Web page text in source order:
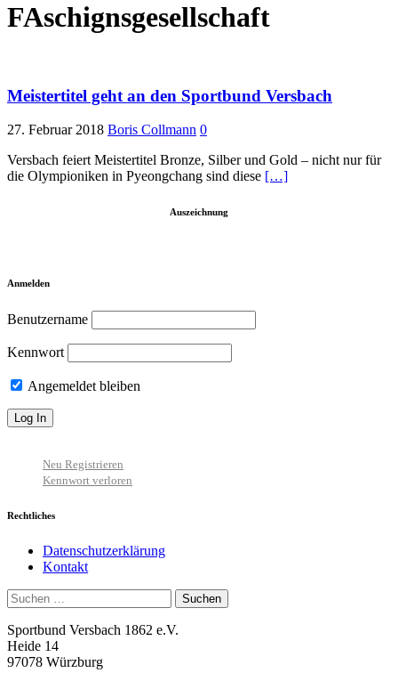
FAschignsgesellschaft
Meistertitel geht an den Sportbund Versbach
27. Februar 2018 Boris Collmann 0
Versbach feiert Meistertitel Bronze, Silber und Gold – nicht nur für
die Olympioniken in Pyeongchang sind diese […]
Auszeichnung
Anmelden
Benutzername
Kennwort
Angemeldet bleiben
Neu Registrieren
Kennwort verloren
Rechtliches
Datenschutzerklärung
Kontakt
Suchen
nach:
Sportbund Versbach 1862 e.V.
Heide 14
97078 Würzburg